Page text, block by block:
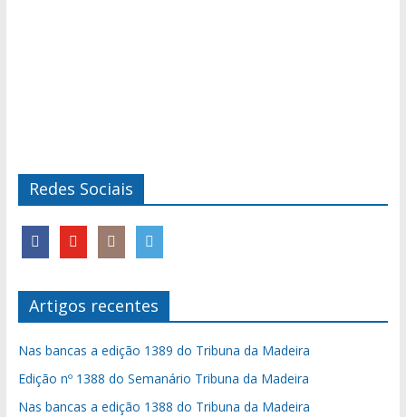
Redes Sociais
Artigos recentes
Nas bancas a edição 1389 do Tribuna da Madeira
Edição nº 1388 do Semanário Tribuna da Madeira
Nas bancas a edição 1388 do Tribuna da Madeira